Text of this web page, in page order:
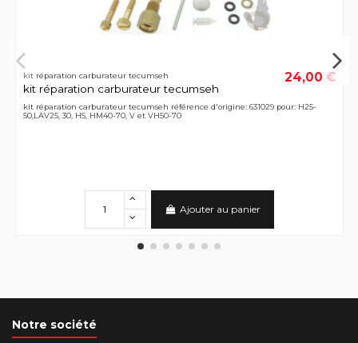
kit réparation carburateur tecumseh
kit réparation carburateur tecumseh
24,00 €
kit réparation carburateur tecumseh référence d'origine: 631029 pour: H25-
50,LAV25, 30, HS, HM40-70, V et VH50-70
Ajouter au panier
Notre société